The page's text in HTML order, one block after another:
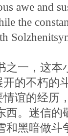
awe and
the
之一，这本
的不朽的
谊的经历
西。迷信的
和黑暗做斗